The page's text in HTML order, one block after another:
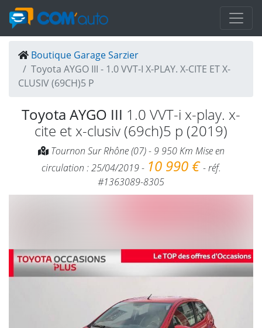
Boutique Garage Sarzier
Toyota AYGO III - 1.0 VVT-I X-PLAY. X-CITE ET X-
CLUSIV (69CH)5 P
Toyota AYGO III 1.0 VVT-i x-play. x-
cite et x-clusiv (69ch)5 p (2019)
Tournon Sur Rhône (07) - 9 950 Km Mise en
circulation : 25/04/2019 - 10 990 €- réf.
#1363089-8305